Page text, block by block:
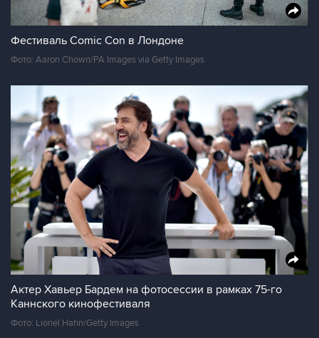
Фестиваль Comic Con в Лондоне
Фото: Aaron Chown/PA Images via Getty Images
Актер Хавьер Бардем на фотосессии в рамках 75-го
Каннского кинофестиваля
Фото: Lionel Hahn/Getty Images